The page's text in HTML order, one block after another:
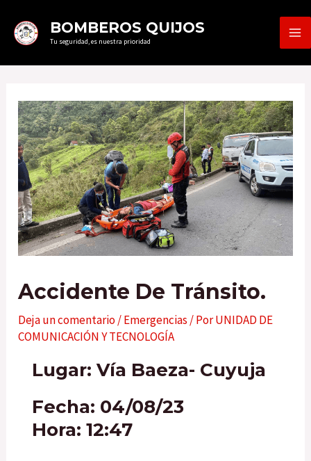
BOMBEROS QUIJOS
Tu seguridad, es nuestra prioridad
Accidente De Tránsito.
Deja un comentario/Emergencias / PorUNIDAD DE
COMUNICACIÓN Y TECNOLOGÍA
Lugar: Vía Baeza- Cuyuja
Fecha: 04/08/23
Hora: 12:47